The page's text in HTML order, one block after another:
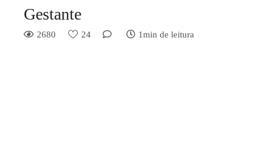
Gestante
2680 24 1min de leitura